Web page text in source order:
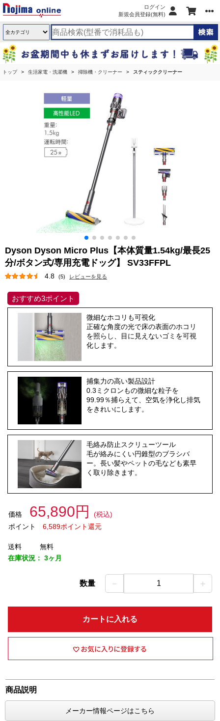
ログイン
新規会員登録(無料)
トップ 生活家電・洗濯機 掃除機・クリーナー スティッククリーナー
Dyson Dyson Micro Plus【本体質量1.54kg/最長25
分/ボタン式/専用充電ドッグ】 SV33FFPL
4.8 (5) レビューを見る
おすすめ3ポイント
微細なホコリも可視化
正確な角度の光で床の表面のホコリ
を照らし、目に見えないゴミを可視
化します。
捕集力の高い製品設計
0.3ミクロンもの微細な粒子を
99.99％捕らえて、空気を浄化し排気
をきれいにします。
毛絡み防止スクリューツール
毛が絡みにくい円錐型のブラシバ
ー。長い髪やペットの毛なども素早
く取り除きます。
価格 65,890円
(税込)
ポイント
6,589ポイント還元
送料
無料
在庫状況： 3ヶ月
数量 － 1 ＋
カートに入れる
商品説明
メーカー情報ページはこちら